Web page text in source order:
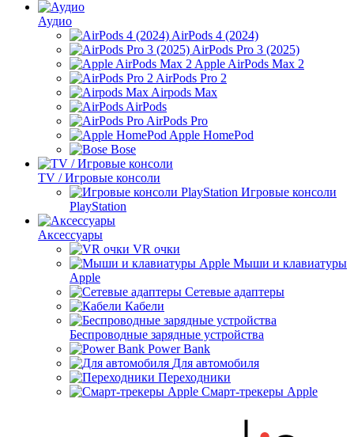
Аудио
AirPods 4 (2024)
AirPods Pro 3 (2025)
Apple AirPods Max 2
AirPods Pro 2
Airpods Max
AirPods
AirPods Pro
Apple HomePod
Bose
TV / Игровые консоли
Игровые консоли
PlayStation
Аксессуары
VR очки
Мыши и клавиатуры
Apple
Сетевые адаптеры
Кабели
Беспроводные зарядные устройства
Power Bank
Для автомобиля
Переходники
Смарт-трекеры Apple